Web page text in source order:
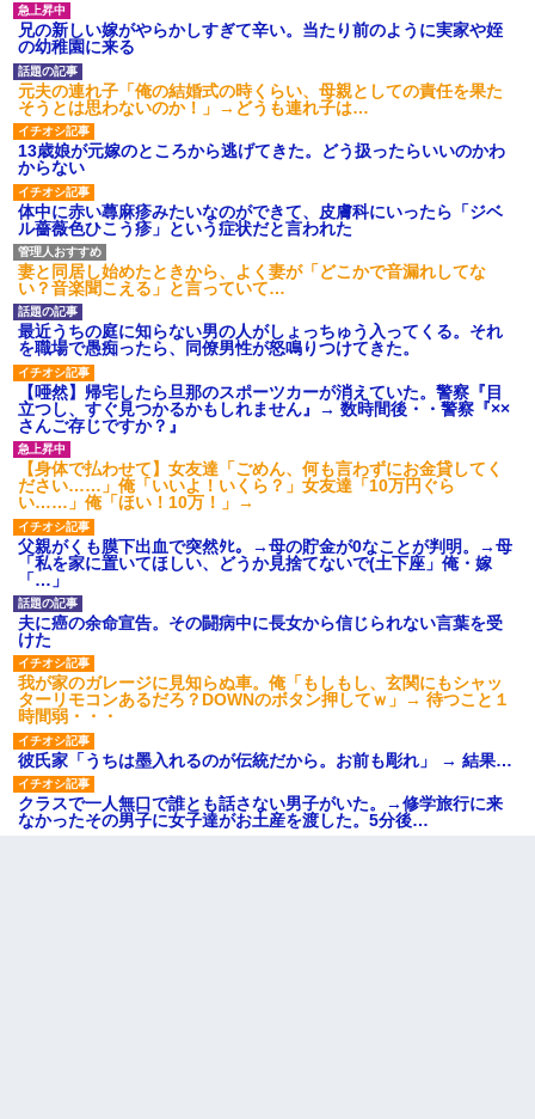
【GIF】JSのカンチョーワロ
タ
後続車にクラクションを鳴ら
され彼氏が逆切れ。「何クラク
ション鳴らしてんだ！降りてこ
いよ！」と怒鳴りだし...
【衝撃】報酬100万円超の治験
募集がこちらｗｗｗｗｗ(※画像
あり)
【ネット騒然】惨殺されたタ
ワマン頂き女子のこの動画、す
げえええええｗｗｗｗｗｗｗｗ
ｗｗｗ
【愕然】白のクラウン俺氏、
高速道路左車線を制限速度で走
った結果wwwwwwwwwwww
百年の恋12-899 食べた量を
張り合ってくる
【悲報】佐藤輝明・・・２軍
でも盛大にやらかす←あまり悲
しませないでくれ
兄の新しい嫁がやらかしすぎて辛い。当たり前のように実家や姪
の幼稚園に来る
元夫の連れ子「俺の結婚式の時くらい、母親としての責任を果た
そうとは思わないのか！」→どうも連れ子は…
13歳娘が元嫁のところから逃げてきた。どう扱ったらいいのかわ
からない
体中に赤い蕁麻疹みたいなのができて、皮膚科にいったら「ジベ
ル薔薇色ひこう疹」という症状だと言われた
妻と同居し始めたときから、よく妻が「どこかで音漏れしてな
い？音楽聞こえる」と言っていて…
最近うちの庭に知らない男の人がしょっちゅう入ってくる。それ
を職場で愚痴ったら、同僚男性が怒鳴りつけてきた。
【唖然】帰宅したら旦那のスポーツカーが消えていた。警察『目
立つし、すぐ見つかるかもしれません』→ 数時間後・・警察『××
さんご存じですか？』
【身体で払わせて】女友達「ごめん、何も言わずにお金貸してく
ださい……」俺「いいよ！いくら？」女友達「10万円ぐら
い……」俺「ほい！10万！」→
父親がくも膜下出血で突然ﾀﾋ。→母の貯金が0なことが判明。→母
「私を家に置いてほしい、どうか見捨てないで(土下座」俺・嫁
「…」
夫に癌の余命宣告。その闘病中に長女から信じられない言葉を受
けた
我が家のガレージに見知らぬ車。俺「もしもし、玄関にもシャッ
ターリモコンあるだろ？DOWNのボタン押してｗ」→ 待つこと１
時間弱・・・
彼氏家「うちは墨入れるのが伝統だから。お前も彫れ」 → 結果…
クラスで一人無口で誰とも話さない男子がいた。→修学旅行に来
なかったその男子に女子達がお土産を渡した。5分後…